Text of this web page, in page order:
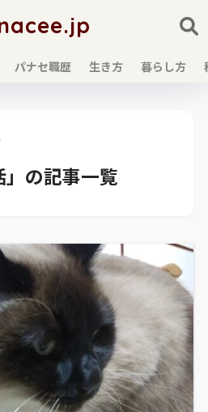
パナセ職歴 生き方 暮らし方
」の記事一覧